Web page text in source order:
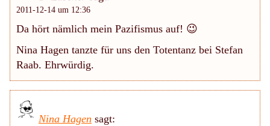
2011-12-14 um 12:36
Da hört nämlich mein Pazifismus auf! 😉
Nina Hagen tanzte für uns den Totentanz bei Stefan
Raab. Ehrwürdig.
Nina Hagen sagt: